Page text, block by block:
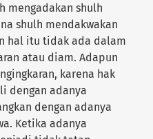
mengadakan shulh
shulh mendakwakan
hal itu tidak ada dalam
atau diam. Adapun
karena hak
dengan adanya
dengan adanya
Ketika adanya